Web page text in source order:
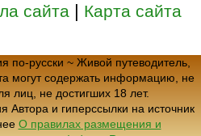
сайта | Карта сайта
по-русски ~ Живой путеводитель,
могут содержать информацию, не
лиц, не достигших 18 лет.
и гиперссылки на источник
О правилах размещения и